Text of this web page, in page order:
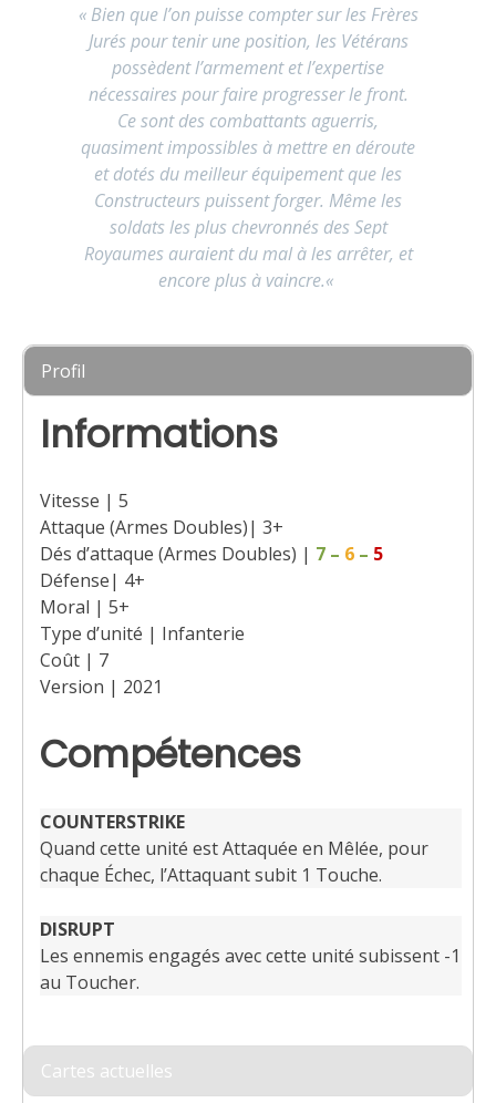
« Bien que l’on puisse compter sur les Frères
Jurés pour tenir une position, les Vétérans
possèdent l’armement et l’expertise
nécessaires pour faire progresser le front.
Ce sont des combattants aguerris,
quasiment impossibles à mettre en déroute
et dotés du meilleur équipement que les
Constructeurs puissent forger. Même les
soldats les plus chevronnés des Sept
Royaumes auraient du mal à les arrêter, et
encore plus à vaincre.«
Profil
Informations
Vitesse | 5
Attaque (Armes Doubles)| 3+
Dés d’attaque (Armes Doubles) | 7 – 6 – 5
Défense| 4+
Moral | 5+
Type d’unité | Infanterie
Coût | 7
Version | 2021
Compétences
COUNTERSTRIKE
Quand cette unité est Attaquée en Mêlée, pour
chaque Échec, l’Attaquant subit 1 Touche.
DISRUPT
Les ennemis engagés avec cette unité subissent -1
au Toucher.
Cartes actuelles